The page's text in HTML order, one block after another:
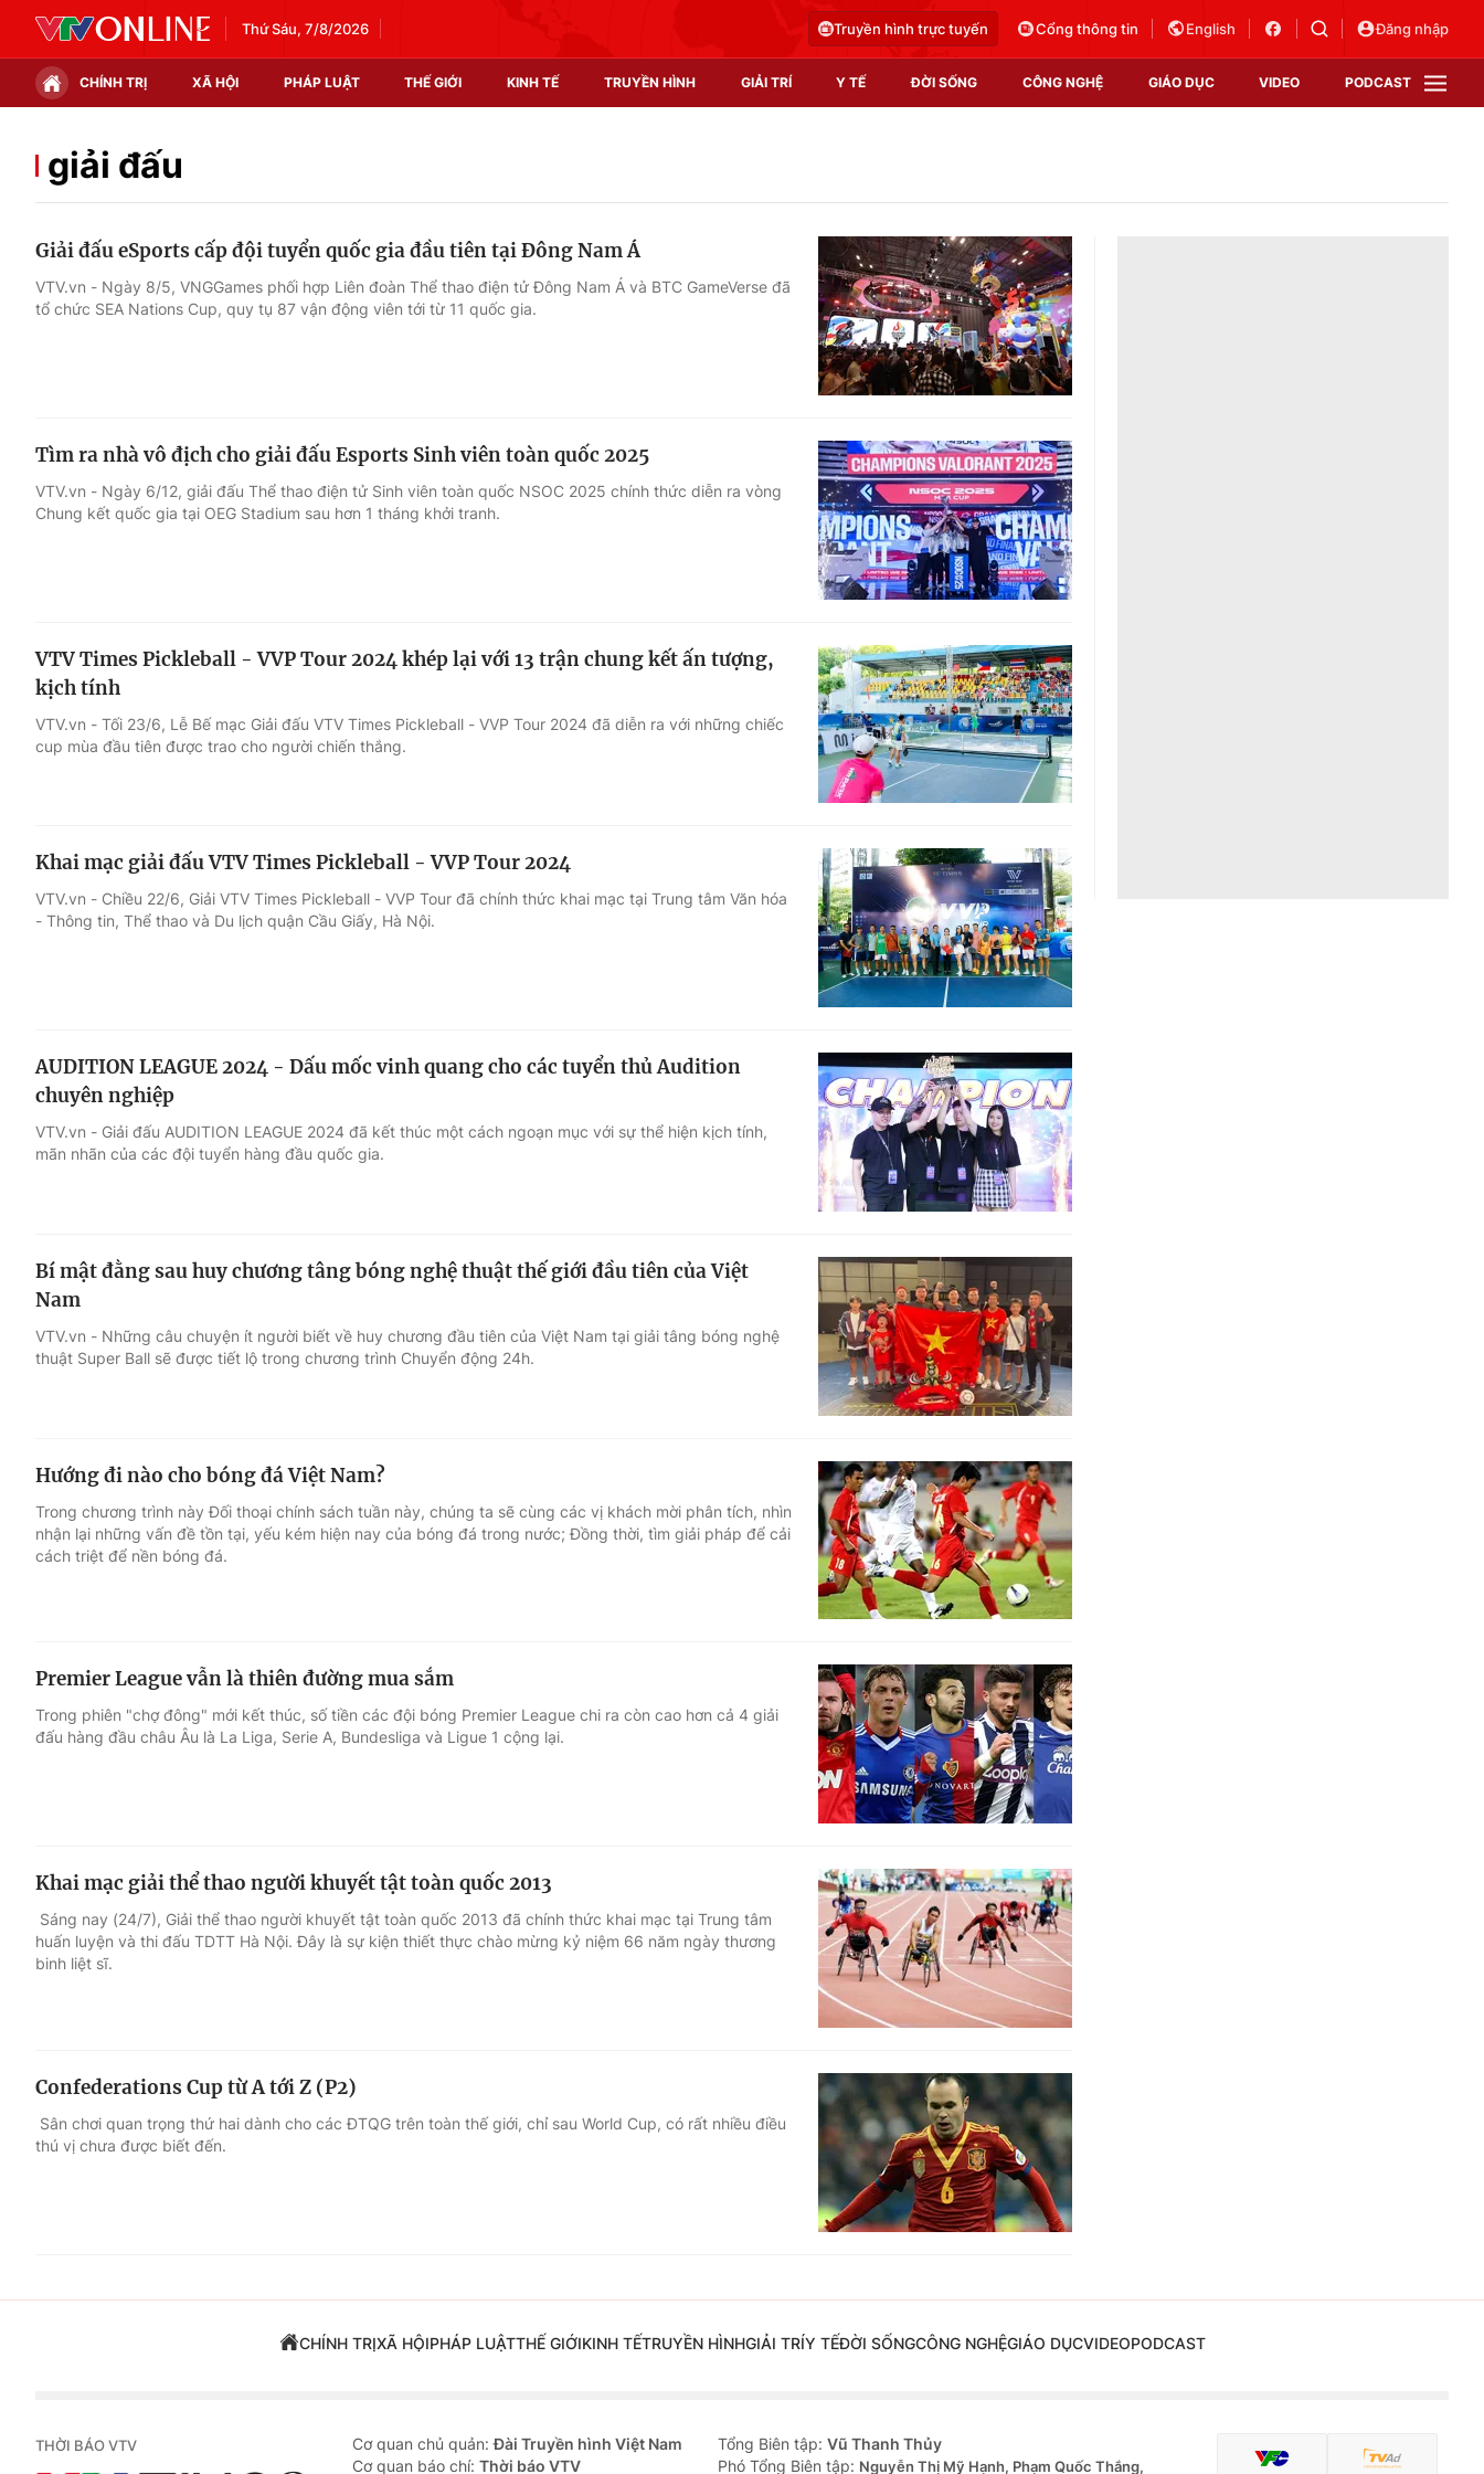
Thứ Sáu, 7/8/2026 Truyền hình trực tuyến Cổng thông tin English Đăng nhập
CHÍNH TRỊ XÃ HỘI PHÁP LUẬT THẾ GIỚI KINH TẾ TRUYỀN HÌNH GIẢI TRÍ Y TẾ ĐỜI SỐNG CÔNG NGHỆ GIÁO DỤC VIDEO PODCAST
Chính trị
Thế giới đó đây
Thị trường
Giải sao mai
Video
Shorts video
Podcast
EMagazine
Photo
Infographic
Góc ảnh
Âm nhạc
Sao
Chất lượng cuộc sống
Tuyển sinh
Công nghệ
Hitech Công nghệ tương lai
Sản phẩm
Thị trường
Tư vấn
VTV Sức khoẻ
giải đấu
Giải đấu eSports cấp đội tuyển quốc gia đầu tiên tại Đông Nam Á
VTV.vn - Ngày 8/5, VNGGames phối hợp Liên đoàn Thể thao điện tử Đông Nam Á và BTC GameVerse đã
tổ chức SEA Nations Cup, quy tụ 87 vận động viên tới từ 11 quốc gia.
Tìm ra nhà vô địch cho giải đấu Esports Sinh viên toàn quốc 2025
VTV.vn - Ngày 6/12, giải đấu Thể thao điện tử Sinh viên toàn quốc NSOC 2025 chính thức diễn ra vòng
Chung kết quốc gia tại OEG Stadium sau hơn 1 tháng khởi tranh.
VTV Times Pickleball - VVP Tour 2024 khép lại với 13 trận chung kết ấn tượng,
kịch tính
VTV.vn - Tối 23/6, Lễ Bế mạc Giải đấu VTV Times Pickleball - VVP Tour 2024 đã diễn ra với những chiếc
cup mùa đầu tiên được trao cho người chiến thắng.
Khai mạc giải đấu VTV Times Pickleball - VVP Tour 2024
VTV.vn - Chiều 22/6, Giải VTV Times Pickleball - VVP Tour đã chính thức khai mạc tại Trung tâm Văn hóa
- Thông tin, Thể thao và Du lịch quận Cầu Giấy, Hà Nội.
AUDITION LEAGUE 2024 - Dấu mốc vinh quang cho các tuyển thủ Audition
chuyên nghiệp
VTV.vn - Giải đấu AUDITION LEAGUE 2024 đã kết thúc một cách ngoạn mục với sự thể hiện kịch tính,
mãn nhãn của các đội tuyển hàng đầu quốc gia.
Bí mật đằng sau huy chương tâng bóng nghệ thuật thế giới đầu tiên của Việt
Nam
VTV.vn - Những câu chuyện ít người biết về huy chương đầu tiên của Việt Nam tại giải tâng bóng nghệ
thuật Super Ball sẽ được tiết lộ trong chương trình Chuyển động 24h.
Hướng đi nào cho bóng đá Việt Nam?
Trong chương trình này Đối thoại chính sách tuần này, chúng ta sẽ cùng các vị khách mời phân tích, nhìn
nhận lại những vấn đề tồn tại, yếu kém hiện nay của bóng đá trong nước; Đồng thời, tìm giải pháp để cải
cách triệt để nền bóng đá.
Premier League vẫn là thiên đường mua sắm
Trong phiên "chợ đông" mới kết thúc, số tiền các đội bóng Premier League chi ra còn cao hơn cả 4 giải
đấu hàng đầu châu Âu là La Liga, Serie A, Bundesliga và Ligue 1 cộng lại.
Khai mạc giải thể thao người khuyết tật toàn quốc 2013
Sáng nay (24/7), Giải thể thao người khuyết tật toàn quốc 2013 đã chính thức khai mạc tại Trung tâm
huấn luyện và thi đấu TDTT Hà Nội. Đây là sự kiện thiết thực chào mừng kỷ niệm 66 năm ngày thương
binh liệt sĩ.
Confederations Cup từ A tới Z (P2)
Sân chơi quan trọng thứ hai dành cho các ĐTQG trên toàn thế giới, chỉ sau World Cup, có rất nhiều điều
thú vị chưa được biết đến.
CHÍNH TRỊXÃ HỘIPHÁP LUẬTTHẾ GIỚIKINH TẾTRUYỀN HÌNHGIẢI TRÍY TẾĐỜI SỐNGCÔNG NGHỆGIÁO DỤCVIDEOPODCAST
THỜI BÁO VTV Cơ quan chủ quản:Đài Truyền hình Việt Nam
Cơ quan báo chí: Thời báo VTV
Tổng Biên tập: Vũ Thanh Thủy
Phó Tổng Biên tập: Nguyễn Thị Mỹ Hạnh, Phạm Quốc Thắng,